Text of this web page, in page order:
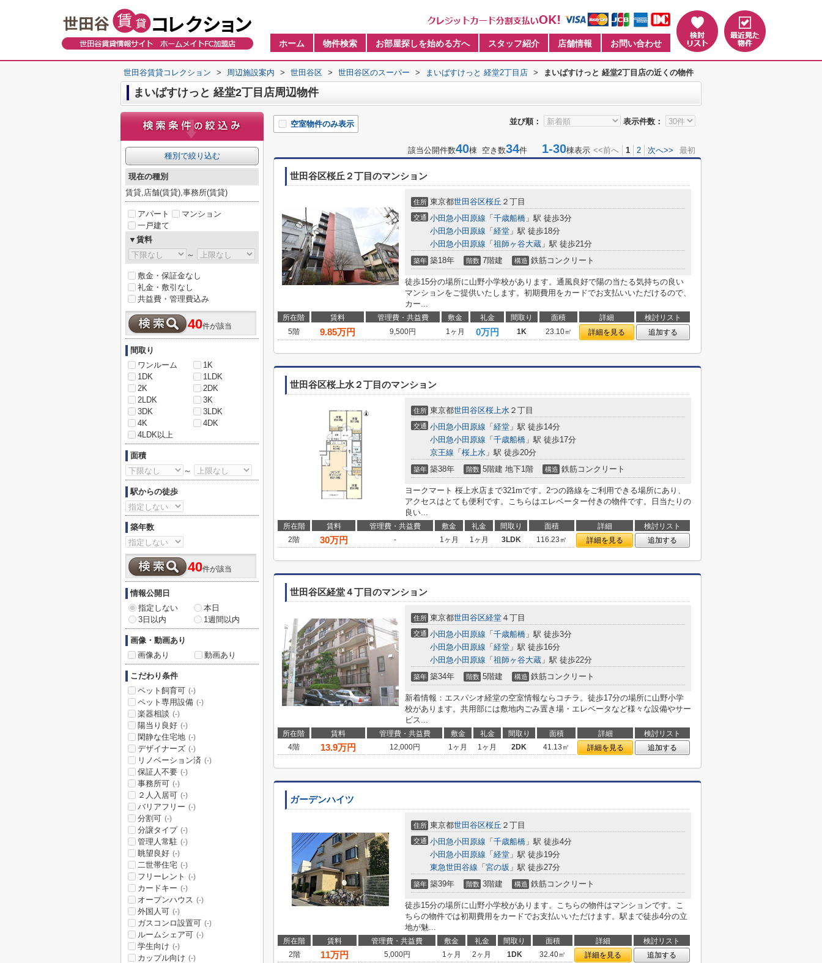
ホーム 物件検索 お部屋探しを始める方へ スタッフ紹介 店舗情報 お問い合わせ
世田谷賃貸コレクション > 周辺施設案内 > 世田谷区 > 世田谷区のスーパー > まいばすけっと 経堂2丁目店 > まいばすけっと 経堂2丁目店の近くの物件
まいばすけっと 経堂2丁目店周辺物件
並び順： 表示件数：
空室物件のみ表示
該当公開件数40棟 空き数34件 1-30棟表示 <<前へ 1 2 次へ>> 最初
世田谷区桜丘２丁目のマンション
住所 東京都世田谷区桜丘 ２丁目
交通 小田急小田原線 「 千歳船橋 」駅 徒歩3分
小田急小田原線 「 経堂 」駅 徒歩18分
小田急小田原線 「 祖師ヶ谷大蔵 」駅 徒歩21分
築年 築18年 階数 7階建 構造 鉄筋コンクリート
徒歩15分の場所に山野小学校があります。通風良好で陽の当たる気持ちの良い
マンションをご提供いたします。初期費用をカードでお支払いいただけるので、
カー...
所在階 賃料 管理費・共益費 敷金 礼金 間取り 面積 詳細
検討リスト
5階
9.85万円 9,500円 1ヶ月 0万円 1K 23.10㎡ 詳細を見る 追加する
世田谷区桜上水２丁目のマンション
住所 東京都世田谷区桜上水 ２丁目
交通 小田急小田原線 「 経堂 」駅 徒歩14分
小田急小田原線 「 千歳船橋 」駅 徒歩17分
京王線 「 桜上水 」駅 徒歩20分
築年 築38年 階数 5階建 地下1階 構造 鉄筋コンクリート
ヨークマート 桜上水店まで321mです。2つの路線をご利用できる場所にあり、
アクセスはとても便利です。こちらはエレベーター付きの物件です。日当たりの
良い...
所在階 賃料 管理費・共益費 敷金 礼金 間取り 面積 詳細
検討リスト
2階
30万円 - 1ヶ月 1ヶ月 3LDK 116.23㎡ 詳細を見る 追加する
世田谷区経堂４丁目のマンション
住所 東京都世田谷区経堂 ４丁目
交通 小田急小田原線 「 千歳船橋 」駅 徒歩3分
小田急小田原線 「 経堂 」駅 徒歩16分
小田急小田原線 「 祖師ヶ谷大蔵 」駅 徒歩22分
築年 築34年 階数 5階建 構造 鉄筋コンクリート
新着情報：エスパシオ経堂の空室情報ならコチラ。徒歩17分の場所に山野小学
校があります。共用部には敷地内ごみ置き場・エレベータなど様々な設備やサー
ビス...
所在階 賃料 管理費・共益費 敷金 礼金 間取り 面積 詳細
検討リスト
4階
13.9万円 12,000円 1ヶ月 1ヶ月 2DK 41.13㎡ 詳細を見る 追加する
ガーデンハイツ
住所 東京都世田谷区桜丘 ２丁目
交通 小田急小田原線 「 千歳船橋 」駅 徒歩4分
小田急小田原線 「 経堂 」駅 徒歩19分
東急世田谷線 「 宮の坂 」駅 徒歩27分
築年 築39年 階数 3階建 構造 鉄筋コンクリート
徒歩15分の場所に山野小学校があります。こちらの物件はマンションです。こ
ちらの物件では初期費用をカードでお支払いいただけます。駅まで徒歩4分の立
地が魅...
所在階 賃料 管理費・共益費 敷金 礼金 間取り 面積 詳細
検討リスト
2階
11万円 5,000円 1ヶ月 2ヶ月 1DK 32.40㎡ 詳細を見る 追加する
種別で絞り込む
現在の種別
賃貸,店舗(賃貸),事務所(賃貸)
アパート
マンション
一戸建て
▼賃料
～
敷金・保証金なし
礼金・敷引なし
共益費・管理費込み
40件が該当
間取り
ワンルーム
1K
1DK
1LDK
2K
2DK
2LDK
3K
3DK
3LDK
4K
4DK
4LDK以上
面積
～
駅からの徒歩
築年数
40件が該当
情報公開日
指定しない
本日
3日以内
1週間以内
画像・動画あり
画像あり
動画あり
こだわり条件
ペット飼育可 (-)
ペット専用設備 (-)
楽器相談 (-)
陽当り良好 (-)
閑静な住宅地 (-)
デザイナーズ (-)
リノベーション済 (-)
保証人不要 (-)
事務所可 (-)
２人入居可 (-)
バリアフリー (-)
分割可 (-)
分譲タイプ (-)
管理人常駐 (-)
眺望良好 (-)
二世帯住宅 (-)
フリーレント (-)
カードキー (-)
オープンハウス (-)
外国人可 (-)
ガスコンロ設置可 (-)
ルームシェア可 (-)
学生向け (-)
カップル向け (-)